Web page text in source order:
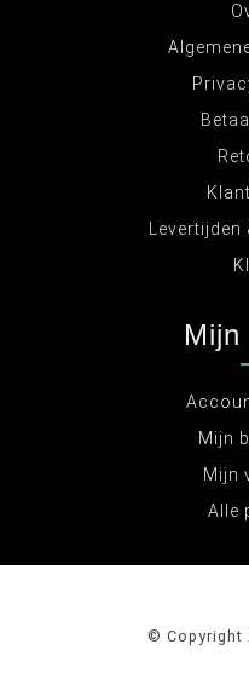
Mijn
Mijn
Mijn
Alle
© Copyright